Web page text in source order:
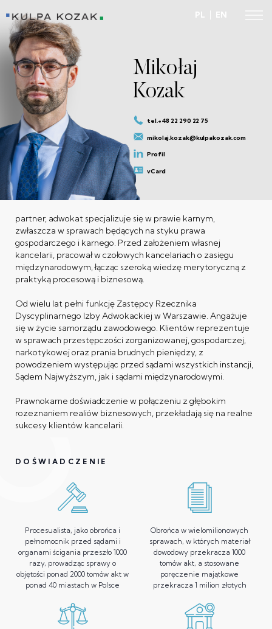
PL EN
Mikołaj
Kozak
tel.+48 22 290 22 75
Profil
mikolaj.kozak@kulpakozak.com
vCard
partner, adwokat specjalizuje się w prawie karnym,
zwłaszcza w sprawach będących na styku prawa
gospodarczego i karnego. Przed założeniem własnej
kancelarii, pracował w czołowych kancelariach o zasięgu
międzynarodowym, łącząc szeroką wiedzę merytoryczną z
praktyką procesową i biznesową.
Od wielu lat pełni funkcję Zastępcy Rzecznika
Dyscyplinarnego Izby Adwokackiej w Warszawie. Angażuje
się w życie samorządu zawodowego. Klientów reprezentuje
w sprawach przestępczości zorganizowanej, gospodarczej,
narkotykowej oraz prania brudnych pieniędzy, z
powodzeniem występując przed sądami wszystkich instancji,
Sądem Najwyższym, jak i sądami międzynarodowymi.
Prawnokarne doświadczenie w połączeniu z głębokim
rozeznaniem realiów biznesowych, przekładają się na realne
sukcesy klientów kancelarii.
DOŚWIADCZENIE
Procesualista, jako obrońca i
pełnomocnik przed sądami i
organami ścigania przeszło 1000
razy, prowadząc sprawy o
objętości ponad 2000 tomów akt w
ponad 40 miastach w Polsce
Obrońca w wielomilionowych
sprawach, w których materiał
dowodowy przekracza 1000
tomów akt, a stosowane
poręczenie majątkowe
przekracza 1 milion złotych